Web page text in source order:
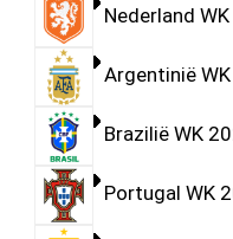
Nederland
Argentinië
Brazilië WK
Portugal WK